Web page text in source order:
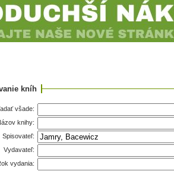
kníh
všade:
knihy:
Spisovateľ:
Vydavateľ:
vydania: